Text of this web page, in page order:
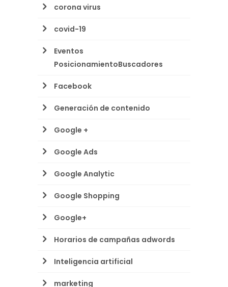
corona virus
covid-19
Eventos
PosicionamientoBuscadores
Facebook
Generación de contenido
Google +
Google Ads
Google Analytic
Google Shopping
Google+
Horarios de campañas adwords
Inteligencia artificial
marketing